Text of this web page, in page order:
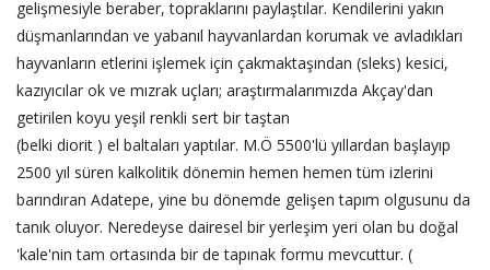
gelişmesiyle beraber, topraklarını paylaştılar. Kendilerini yakın
düşmanlarından ve yabanıl hayvanlardan korumak ve avladıkları
hayvanların etlerini işlemek için çakmaktaşından (sleks) kesici,
kazıyıcılar ok ve mızrak uçları; araştırmalarımızda Akçay'dan
getirilen koyu yeşil renkli sert bir taştan
(belki diorit ) el baltaları yaptılar. M.Ö 5500'lü yıllardan başlayıp
2500 yıl süren kalkolitik dönemin hemen hemen tüm izlerini
barındıran Adatepe, yine bu dönemde gelişen tapım olgusunu da
tanık oluyor. Neredeyse dairesel bir yerleşim yeri olan bu doğal
'kale'nin tam ortasında bir de tapınak formu mevcuttur. (